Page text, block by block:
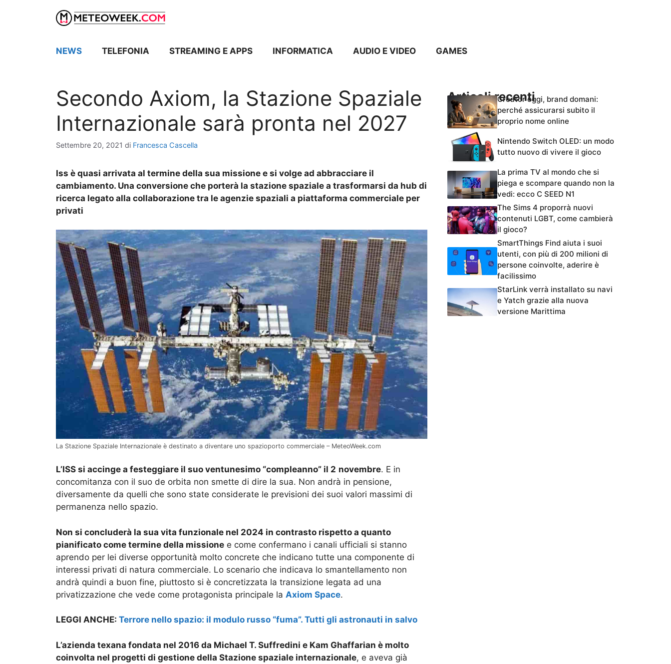
NEWS TELEFONIA STREAMING E APPS INFORMATICA AUDIO E VIDEO GAMES
Secondo Axiom, la Stazione Spaziale
Internazionale sarà pronta nel 2027
Settembre 20, 2021 di Francesca Cascella
Iss è quasi arrivata al termine della sua missione e si volge ad abbracciare il
cambiamento. Una conversione che porterà la stazione spaziale a trasformarsi da hub di
ricerca legato alla collaborazione tra le agenzie spaziali a piattaforma commerciale per
privati
La Stazione Spaziale Internazionale è destinato a diventare uno spazioporto commerciale – MeteoWeek.com
L’ISS si accinge a festeggiare il suo ventunesimo “compleanno” il 2 novembre. E in
concomitanza con il suo de orbita non smette di dire la sua. Non andrà in pensione,
diversamente da quelli che sono state considerate le previsioni dei suoi valori massimi di
permanenza nello spazio.
Non si concluderà la sua vita funzionale nel 2024 in contrasto rispetto a quanto
pianificato come termine della missione e come confermano i canali ufficiali si stanno
aprendo per lei diverse opportunità molto concrete che indicano tutte una componente di
interessi privati di natura commerciale. Lo scenario che indicava lo smantellamento non
andrà quindi a buon fine, piuttosto si è concretizzata la transizione legata ad una
privatizzazione che vede come protagonista principale la Axiom Space.
LEGGI ANCHE: Terrore nello spazio: il modulo russo “fuma”. Tutti gli astronauti in salvo
L’azienda texana fondata nel 2016 da Michael T. Suffredini e Kam Ghaffarian è molto
coinvolta nel progetti di gestione della Stazione spaziale internazionale, e aveva già
Articoli recentiCreator oggi, brand domani:
perché assicurarsi subito il
proprio nome online
Nintendo Switch OLED: un modo
tutto nuovo di vivere il gioco
La prima TV al mondo che si
piega e scompare quando non la
vedi: ecco C SEED N1
The Sims 4 proporrà nuovi
contenuti LGBT, come cambierà
il gioco?
SmartThings Find aiuta i suoi
utenti, con più di 200 milioni di
persone coinvolte, aderire è
facilissimo
StarLink verrà installato su navi
e Yatch grazie alla nuova
versione Marittima